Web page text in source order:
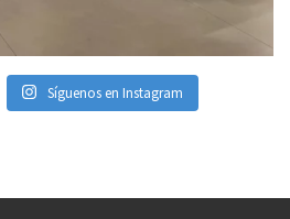
Síguenos en Instagram